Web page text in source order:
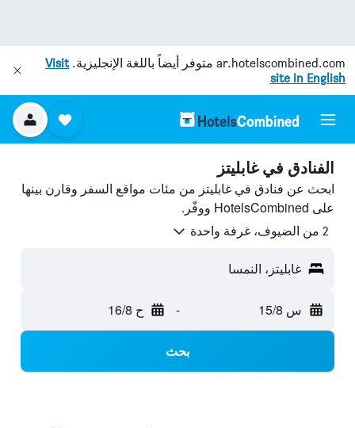
ar.hotelscombined.com متوفر أيضاً باللغة الإنجليزية.Visit
site in English
الفنادق في غابليتز
ابحث عن فنادق في غابليتز من مئات مواقع السفر وقارن بينها
على HotelsCombined ووفّر.
2 من الضيوف، غرفة واحدة
غابليتز، النمسا
س 15/8 - ح 16/8
بحث